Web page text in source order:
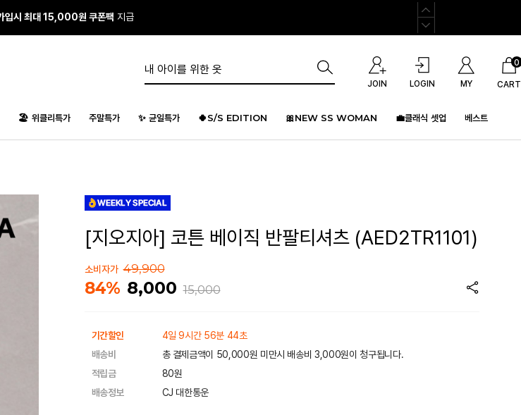
앱다운 3,000원쿠폰 증정
JOIN LOGIN MY CART
0
🏖️ 위클리특가 주말특가 ✨ 균일특가 🍀S/S EDITION 🎀NEW SS WOMAN 💼클래식 셋업 베스트
[지오지아] 코튼 베이직 반팔티셔츠 (AED2TR1101)
소비자가 49,900
84% 8,000 15,000
기간할인
4일 9시간 56분 44초
배송비
총 결제금액이 50,000원 미만시 배송비 3,000원이 청구됩니다.
적립금
80원
배송정보
CJ 대한통운